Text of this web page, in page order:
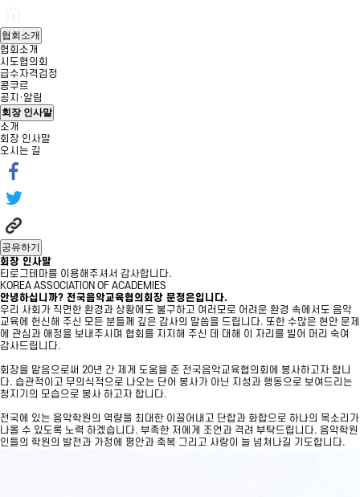
협회소개
협회소개
시도협의회
급수자격검정
콩쿠르
공지·알림
회장 인사말
소개
회장 인사말
오시는 길
공유하기
회장 인사말
티로그테마를 이용해주셔서 감사합니다.
KOREA ASSOCIATION OF ACADEMIES
안녕하십니까? 전국음악교육협의회장 문정은입니다.
우리 사회가 직면한 환경과 상황에도 불구하고 여러모로 어려운 환경 속에서도 음악
교육에 헌신해 주신 모든 분들께 깊은 감사의 말씀을 드립니다. 또한 수많은 현안 문제
에 관심과 애정을 보내주시며 협회를 지지해 주신 데 대해 이 자리를 빌어 머리 숙여
감사드립니다.
회장을 맡음으로써 20년 간 제게 도움을 준 전국음악교육협의회에 봉사하고자 합니
다. 습관적이고 무의식적으로 나오는 단어 봉사가 아닌 지성과 행동으로 보여드리는
청지기의 모습으로 봉사 하고자 합니다.
전국에 있는 음악학원의 역량을 최대한 이끌어내고 단합과 화합으로 하나의 목소리가
나올 수 있도록 노력 하겠습니다. 부족한 저에게 조언과 격려 부탁드립니다. 음악학원
인들의 학원의 발전과 가정에 평안과 축복 그리고 사랑이 늘 넘쳐나길 기도합니다.